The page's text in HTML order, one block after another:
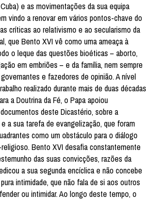
e as movimentações da sua equipa
vindo a renovar em vários pontos-chave do
críticas ao relativismo e ao secularismo da
que Bento XVI vê como uma ameaça à
o leque das questões bioéticas – aborto,
em embriões – e da família, nem sempre
e fazedores de opinião. A nível
realizado durante mais de duas décadas
a Doutrina da Fé, o Papa apoiou
deste Dicastério, sobre a
a sua tarefa de evangelização, que foram
como um obstáculo para o diálogo
Bento XVI desafia constantemente
das suas convicções, razões da
a sua segunda encíclica e não concebe
intimidade, que não fala de si aos outros
ou intimidar. Ao longo deste tempo, o